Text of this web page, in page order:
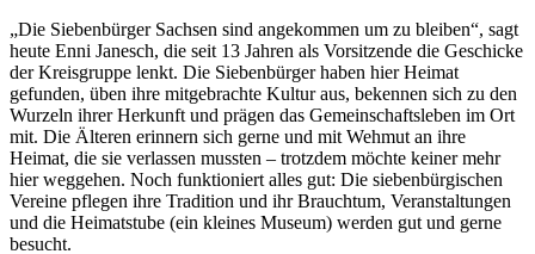
„Die Siebenbürger Sachsen sind angekommen um zu bleiben“, sagt
heute Enni Janesch, die seit 13 Jahren als Vorsitzende die Geschicke
der Kreisgruppe lenkt. Die Siebenbürger haben hier Heimat
gefunden, üben ihre mitgebrachte Kultur aus, bekennen sich zu den
Wurzeln ihrer Herkunft und prägen das Gemeinschaftsleben im Ort
mit. Die Älteren erinnern sich gerne und mit Wehmut an ihre
Heimat, die sie verlassen mussten – trotzdem möchte keiner mehr
hier weggehen. Noch funktioniert alles gut: Die siebenbürgischen
Vereine pflegen ihre Tradition und ihr Brauchtum, Veranstaltungen
und die Heimatstube (ein kleines Museum) werden gut und gerne
besucht.